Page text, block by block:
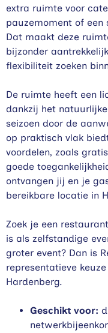
extra ruimte voor
pauzemoment of
Dat maakt deze
bijzonder
flexibiliteit zoeken
De ruimte heeft een
dankzij het
seizoen door de
op praktisch vlak
voordelen, zoals
goede
ontvangen jij en je
bereikbare locatie in
Zoek je een
is als zelfstandige
groter event? Dan is
representatieve
Hardenberg.
Geschikt voor: